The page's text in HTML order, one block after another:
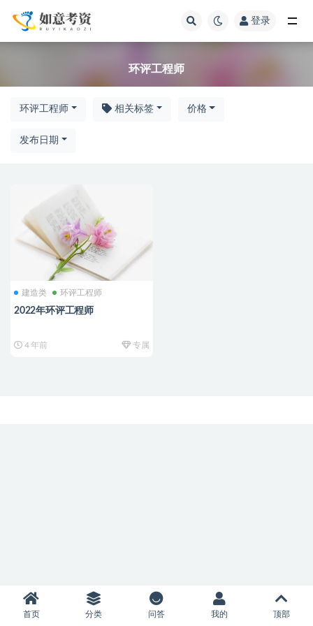
登录
环评工程师
环评工程师 相关标签 价格
发布日期
建造类 环评工程师
2022年环评工程师
4 年前 专属
首页 分类 问答 我的 顶部